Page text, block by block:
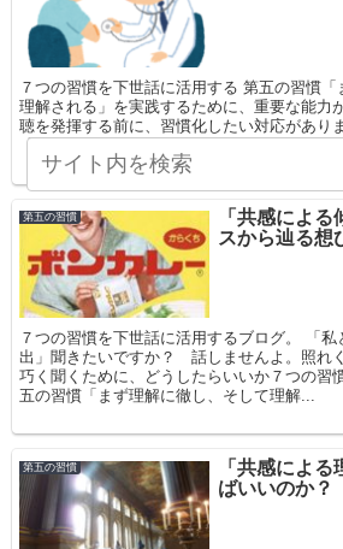
７つの習慣を下世話に活用する 第五の習慣
理解される」を実践するために、重要な能力
聴を発揮する前に、習慣化したい対応があり
「処方する前に診断する」という表現で...
第五の習慣
「共感によ
スから辿る想
７つの習慣を下世話に活用するブログ。 「
出」聞きたいですか？ 話しませんよ。照れ
巧く聞くために、どうしたらいいか７つの習
五の習慣「まず理解に徹し、そして理解...
第五の習慣
「共感によ
ばいいのか？